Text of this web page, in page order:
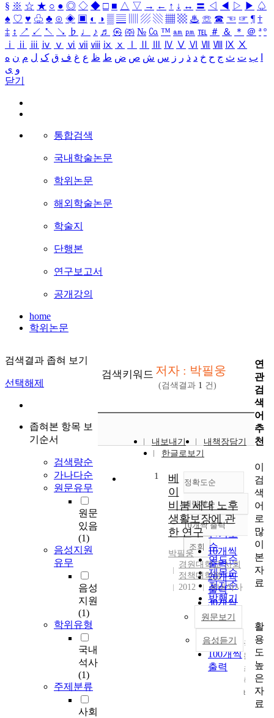
§ ※ ☆ ★ ○ ● ◎ ◇ ◆ □ ■ △ ▽ → ← ↑ ↓ ↔ 〓 ◁ ◀ ▷ ▶ ♤
♠ ♡ ♥ ♧ ♣ ⊙ ◈ ▣ ◐ ◑ ▒ ▤ ▨ ▧ ▦ ▩ ♨ ☏ ☎ ☜ ☞ ¶ †
‡ ↕ ↗ ↙ ↖ ↘ ♭ ♩ ♪ ♬ ㉿ ㈜ № ㏇ ™ ㏂ ㏘ ℡ ＃ ＆ ＊ ＠ ª º
ⅰ
ⅱ ⅲ ⅳ ⅴ ⅵ ⅶ ⅷ ⅸ ⅹ Ⅳ Ⅴ Ⅵ Ⅶ Ⅷ Ⅸ Ⅹ
ب ت ث ج ح خ د ذ ر ز س ش ص ض ط ظ ع غ ف ق ک ل م ن ه
و ی
닫기
통합검색
국내학술논문
학위논문
해외학술논문
학술지
단행본
연구보고서
공개강의
home
학위논문
검색결과 좁혀 보기
선택해제
좁혀본 항목 보
기순서
검색량순
가나다순
원문유무
원문
있음
(1)
음성지원
유무
음성
지원
(1)
학위유형
국내
석사
(1)
주제분류
사회
검색키워드 저자 : 박필웅
(검색결과 1 건)
내보내기
내책장담기
한글로보기
정확도순
정확도
순
인기도
순
연도순
제목순
저자순
발행기
관순
내림차순
내림차순
10개씩 출력
10개씩
출력
20개씩
출력
30개씩
출력
50개씩
출력
100개씩
출력
조회
1
베
이
비붐 세대 노후
생활보장에 관
한 연구
박필웅
경원대학교 사회
정책대학원
2012
국내석사
원문보기
음성듣기
국
문
초
록
베
연
관
검
색
어
추
천
이
검
색
어
로
많
이
본
자
료
활
용
도
높
은
자
료